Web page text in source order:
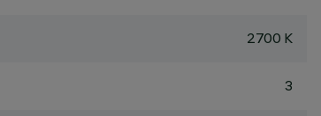
2700 K
3